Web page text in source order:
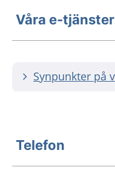
Våra e-tjänster
Synpunkter på
Telefon